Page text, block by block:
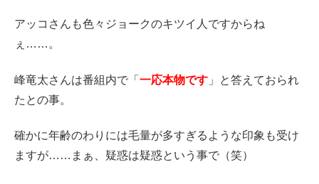
アッコさんも色々ジョークのキツイ人ですからね
ぇ……。
峰竜太さんは番組内で「 一応本物です 」と答えておられ
たとの事。
確かに年齢のわりには毛量が多すぎるような印象も受け
ますが……まぁ、疑惑は疑惑という事で（笑）